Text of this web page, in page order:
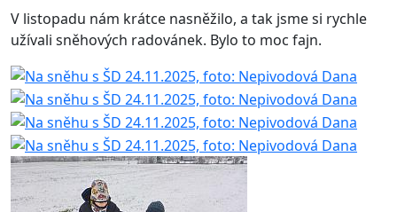
V listopadu nám krátce nasněžilo, a tak jsme si rychle
užívali sněhových radovánek. Bylo to moc fajn.